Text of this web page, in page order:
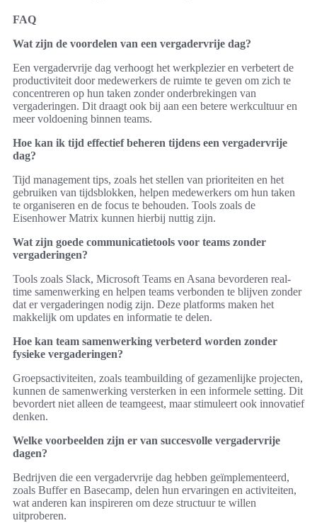
FAQ
Wat zijn de voordelen van een vergadervrije dag?
Een vergadervrije dag verhoogt het werkplezier en verbetert de
productiviteit door medewerkers de ruimte te geven om zich te
concentreren op hun taken zonder onderbrekingen van
vergaderingen. Dit draagt ook bij aan een betere werkcultuur en
meer voldoening binnen teams.
Hoe kan ik tijd effectief beheren tijdens een vergadervrije
dag?
Tijd management tips, zoals het stellen van prioriteiten en het
gebruiken van tijdsblokken, helpen medewerkers om hun taken
te organiseren en de focus te behouden. Tools zoals de
Eisenhower Matrix kunnen hierbij nuttig zijn.
Wat zijn goede communicatietools voor teams zonder
vergaderingen?
Tools zoals Slack, Microsoft Teams en Asana bevorderen real-
time samenwerking en helpen teams verbonden te blijven zonder
dat er vergaderingen nodig zijn. Deze platforms maken het
makkelijk om updates en informatie te delen.
Hoe kan team samenwerking verbeterd worden zonder
fysieke vergaderingen?
Groepsactiviteiten, zoals teambuilding of gezamenlijke projecten,
kunnen de samenwerking versterken in een informele setting. Dit
bevordert niet alleen de teamgeest, maar stimuleert ook innovatief
denken.
Welke voorbeelden zijn er van succesvolle vergadervrije
dagen?
Bedrijven die een vergadervrije dag hebben geïmplementeerd,
zoals Buffer en Basecamp, delen hun ervaringen en activiteiten,
wat anderen kan inspireren om deze structuur te willen
uitproberen.